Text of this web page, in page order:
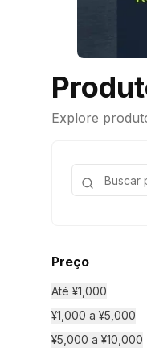
Explore
Preço
Até ¥1,000
¥1,000 a ¥5,000
¥5,000 a ¥10,000